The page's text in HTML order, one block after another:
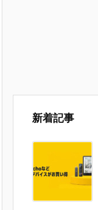
新着記事